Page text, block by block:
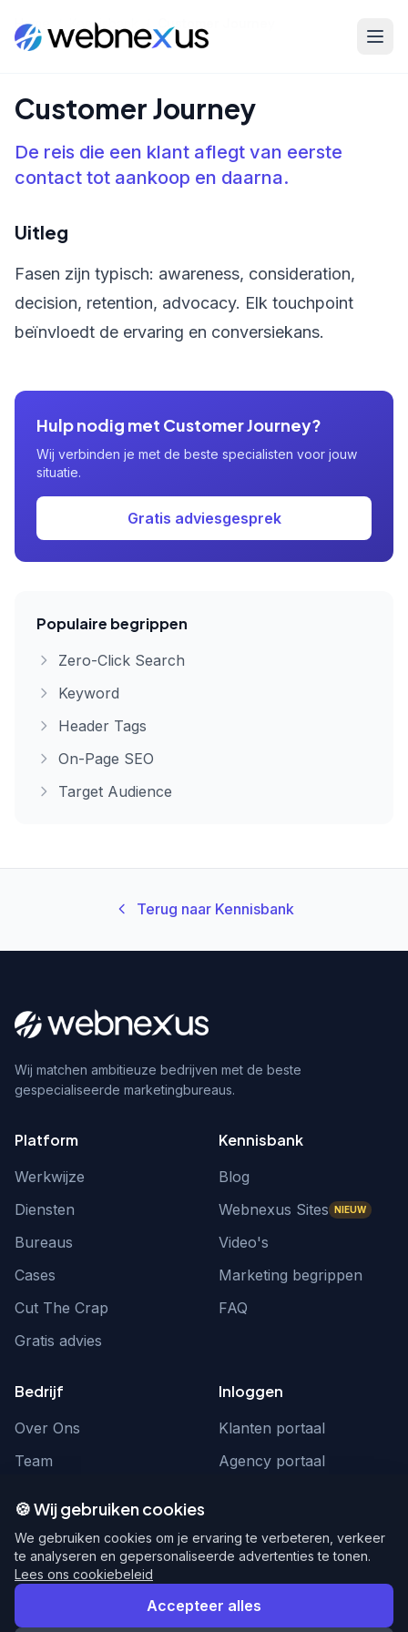
Home Kennisbank Customer Journey
Customer Journey
De reis die een klant aflegt van eerste
contact tot aankoop en daarna.
Uitleg
Fasen zijn typisch: awareness, consideration,
decision, retention, advocacy. Elk touchpoint
beïnvloedt de ervaring en conversiekans.
Hulp nodig met Customer Journey?
Wij verbinden je met de beste specialisten voor jouw
situatie.
Gratis adviesgesprek
Populaire begrippen
Zero-Click Search
Keyword
Header Tags
On-Page SEO
Target Audience
Terug naar Kennisbank
Wij matchen ambitieuze bedrijven met de beste
gespecialiseerde marketingbureaus.
Platform
Werkwijze
Diensten
Bureaus
Cases
Cut The Crap
Gratis advies
Kennisbank
Blog
Webnexus Sites NIEUW
Video's
Marketing begrippen
FAQ
Bedrijf
Over Ons
Team
Inloggen
Klanten portaal
Agency portaal
hello@webnexus.nl
085 004 1875
🍪 Wij gebruiken cookies
We gebruiken cookies om je ervaring te verbeteren, verkeer
te analyseren en gepersonaliseerde advertenties te tonen.
Lees ons cookiebeleid
Accepteer alles